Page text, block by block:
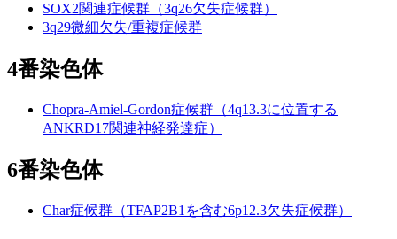
SOX2関連症候群（3q26欠失症候群）
3q29微細欠失/重複症候群
4番染色体
Chopra-Amiel-Gordon症候群（4q13.3に位置する
ANKRD17関連神経発達症）
6番染色体
Char症候群（TFAP2B1を含む6p12.3欠失症候群）